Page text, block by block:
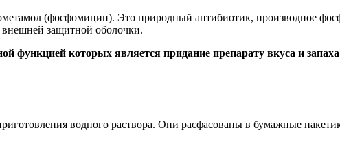
(фосфомицин). Это природный антибиотик, производное
внешней защитной оболочки.
функцией которых является придание препарату вкуса и
водного раствора. Они расфасованы в бумажные